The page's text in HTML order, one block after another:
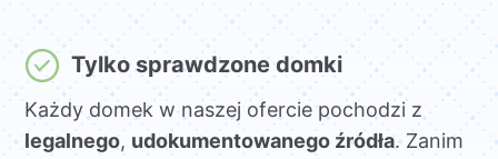
Tylko sprawdzone domki
Każdy domek w naszej ofercie pochodzi z
legalnego, udokumentowanego źródła. Zanim